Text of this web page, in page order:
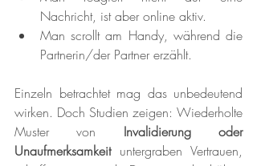
Nachricht, ist aber online aktiv.
Man scrollt am Handy, während die
Partnerin/der Partner erzählt.
Einzeln betrachtet mag das unbedeutend
wirken. Doch Studien zeigen: Wiederholte
Muster von Invalidierung oder
Unaufmerksamkeit untergraben Vertrauen,